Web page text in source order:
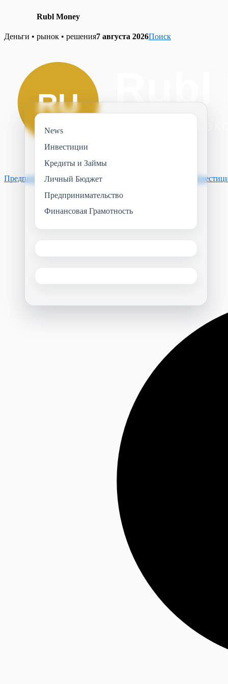
Rubl Money
Skip
Деньги • рынок • решения7 августа 2026Поиск
ПредпринимательствоФинансовая Грамотность
News
Инвестиции
Кредиты и Займы
Личный Бюджет
Предпринимательство
Финансовая Грамотность